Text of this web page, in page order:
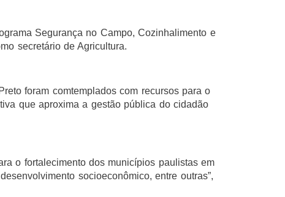
Segurança no Campo, Cozinhalimento e
secretário de Agricultura.
foram comtemplados com recursos para o
que aproxima a gestão pública do cidadão
o fortalecimento dos municípios paulistas em
socioeconômico, entre outras”,